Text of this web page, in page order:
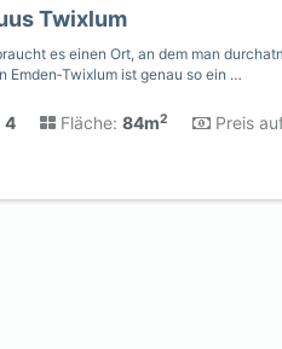
Twixlum
es einen Ort, an dem man
Emden‑Twixlum ist genau so ein …
4 Fläche: 84m2 Preis